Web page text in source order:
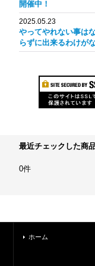
開催中！
2025.05.23
やってやれない事は
らずに出来るわけがな
最近チェックした商
0件
ホーム